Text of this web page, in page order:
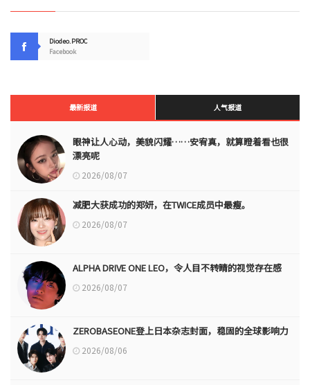
Diodeo.PROC
Facebook
最新报道 人气报道
眼神让人心动，美貌闪耀……安宥真，就算瞪着看也很
漂亮呢
2026/08/07
减肥大获成功的郑妍，在TWICE成员中最瘦。
2026/08/07
ALPHA DRIVE ONE LEO，令人目不转睛的视觉存在感
2026/08/07
ZEROBASEONE登上日本杂志封面，稳固的全球影响力
2026/08/06